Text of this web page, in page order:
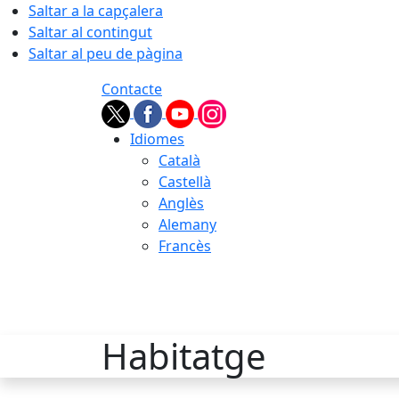
Saltar a la capçalera
Saltar al contingut
Saltar al peu de pàgina
Contacte
Idiomes
Català
Castellà
Anglès
Alemany
Francès
Habitatge